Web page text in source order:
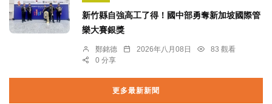
新竹縣自強高工了得！國中部勇奪新加坡國際管
樂大賽銀獎
鄭銘德 2026年八月08日
83 觀看
0 分享
更多最新新聞